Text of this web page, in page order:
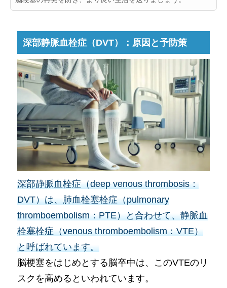
深部静脈血栓症（DVT）：原因と予防策
深部静脈血栓症（deep venous thrombosis：
DVT）は、肺血栓塞栓症（pulmonary
thromboembolism：PTE）と合わせて、静脈血
栓塞栓症（venous thromboembolism：VTE）
と呼ばれています。
脳梗塞をはじめとする脳卒中は、このVTEのリ
スクを高めるといわれています。